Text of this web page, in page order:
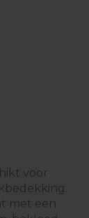
voor
met een